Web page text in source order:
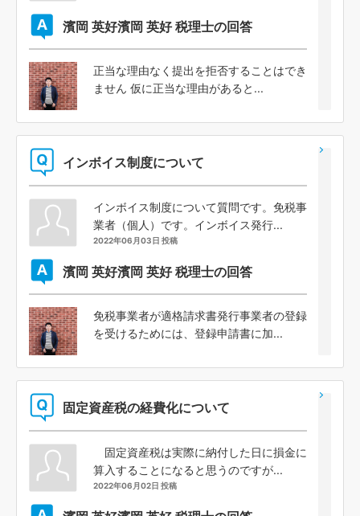
濱岡 英好濱岡 英好 税理士の回答
正当な理由なく提出を拒否することはでき
ません 仮に正当な理由があると...
インボイス制度について
インボイス制度について質問です。免税事
業者（個人）です。インボイス発行...
2022年06月03日 投稿
濱岡 英好濱岡 英好 税理士の回答
免税事業者が適格請求書発行事業者の登録
を受けるためには、登録申請書に加...
固定資産税の経費化について
固定資産税は実際に納付した日に損金に
算入することになると思うのですが...
2022年06月02日 投稿